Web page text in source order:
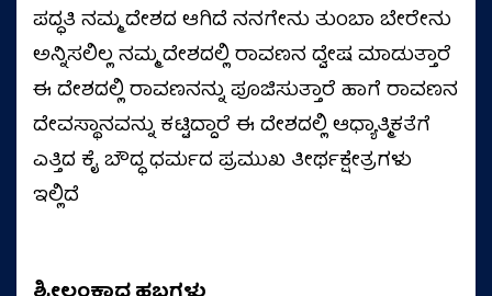
ಪದ್ಧತಿ ನಮ್ಮ ದೇಶದ ಆಗಿದೆ ನನಗೇನು ತುಂಬಾ ಬೇರೇನು
ಅನ್ನಿಸಲಿಲ್ಲ ನಮ್ಮ ದೇಶದಲ್ಲಿ ರಾವಣನ ದ್ವೇಷ ಮಾಡುತ್ತಾರೆ
ಈ ದೇಶದಲ್ಲಿ ರಾವಣನನ್ನು ಪೂಜಿಸುತ್ತಾರೆ ಹಾಗೆ ರಾವಣನ
ದೇವಸ್ಥಾನವನ್ನು ಕಟ್ಟಿದ್ದಾರೆ ಈ ದೇಶದಲ್ಲಿ ಆಧ್ಯಾತ್ಮಿಕತೆಗೆ
ಎತ್ತಿದ ಕೈ ಬೌದ್ಧ ಧರ್ಮದ ಪ್ರಮುಖ ತೀರ್ಥಕ್ಷೇತ್ರಗಳು
ಇಲ್ಲಿದೆ